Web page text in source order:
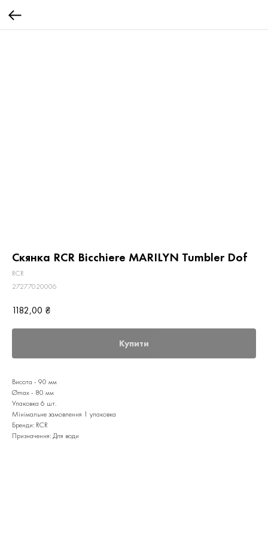
Скянка RCR Bicchiere MARILYN Tumbler Dof
RCR
27277020006
1182,00 ₴
Купити
Висота - 90 мм
Ømax - 80 мм
Упаковка 6 шт.
Мінімальне замовлення 1 упаковка
Бренди: RCR
Призначення: Для води